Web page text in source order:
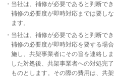
当社は、補修が必要であると判断で
補修の必要度が即時対応までは要し
ます。
当社は、補修が必要であると判断で
補修の必要度が即時対応を要する場
施し、共架事業者にその旨を連絡し
した対処後、共架事業者への対処完
ものとします。その際の費用は、共